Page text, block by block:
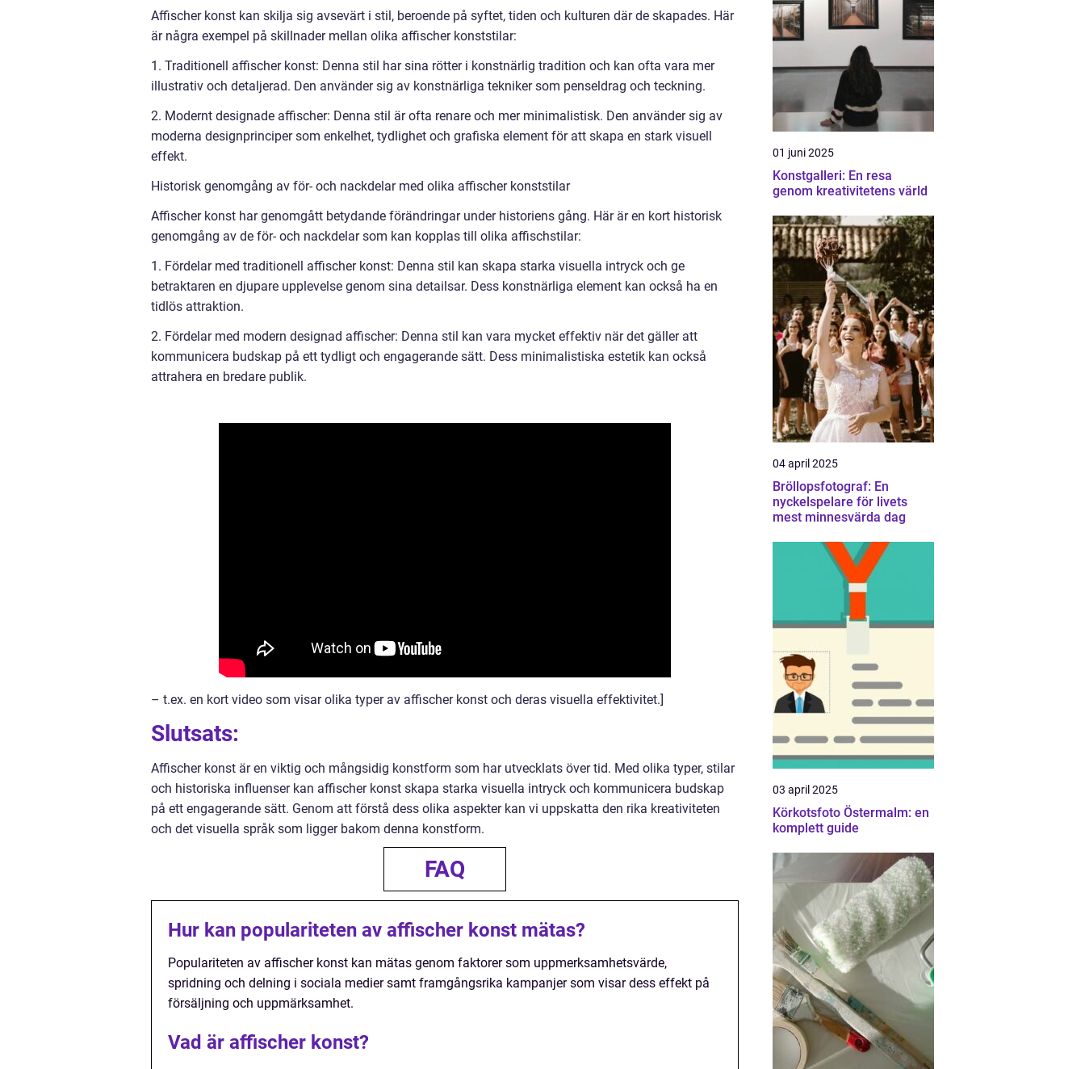
Affischer konst kan skilja sig avsevärt i stil, beroende på syftet, tiden och kulturen där de skapades. Här
är några exempel på skillnader mellan olika affischer konststilar:
1. Traditionell affischer konst: Denna stil har sina rötter i konstnärlig tradition och kan ofta vara mer
illustrativ och detaljerad. Den använder sig av konstnärliga tekniker som penseldrag och teckning.
2. Modernt designade affischer: Denna stil är ofta renare och mer minimalistisk. Den använder sig av
moderna designprinciper som enkelhet, tydlighet och grafiska element för att skapa en stark visuell
effekt.
Historisk genomgång av för- och nackdelar med olika affischer konststilar
Affischer konst har genomgått betydande förändringar under historiens gång. Här är en kort historisk
genomgång av de för- och nackdelar som kan kopplas till olika affischstilar:
1. Fördelar med traditionell affischer konst: Denna stil kan skapa starka visuella intryck och ge
betraktaren en djupare upplevelse genom sina detailsar. Dess konstnärliga element kan också ha en
tidlös attraktion.
2. Fördelar med modern designad affischer: Denna stil kan vara mycket effektiv när det gäller att
kommunicera budskap på ett tydligt och engagerande sätt. Dess minimalistiska estetik kan också
attrahera en bredare publik.
– t.ex. en kort video som visar olika typer av affischer konst och deras visuella effektivitet.]
Slutsats:
Affischer konst är en viktig och mångsidig konstform som har utvecklats över tid. Med olika typer, stilar
och historiska influenser kan affischer konst skapa starka visuella intryck och kommunicera budskap
på ett engagerande sätt. Genom att förstå dess olika aspekter kan vi uppskatta den rika kreativiteten
och det visuella språk som ligger bakom denna konstform.
FAQ
Hur kan populariteten av affischer konst mätas?
Populariteten av affischer konst kan mätas genom faktorer som uppmerksamhetsvärde,
spridning och delning i sociala medier samt framgångsrika kampanjer som visar dess effekt på
försäljning och uppmärksamhet.
Vad är affischer konst?
01 juni 2025
Konstgalleri: En resa
genom kreativitetens värld
04 april 2025
Bröllopsfotograf: En
nyckelspelare för livets
mest minnesvärda dag
03 april 2025
Körkotsfoto Östermalm: en
komplett guide